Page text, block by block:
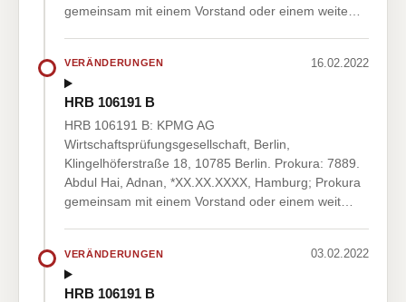
gemeinsam mit einem Vorstand oder einem weite…
VERÄNDERUNGEN 16.02.2022
HRB 106191 B
HRB 106191 B: KPMG AG
Wirtschaftsprüfungsgesellschaft, Berlin,
Klingelhöferstraße 18, 10785 Berlin. Prokura: 7889.
Abdul Hai, Adnan, *XX.XX.XXXX, Hamburg; Prokura
gemeinsam mit einem Vorstand oder einem weit…
VERÄNDERUNGEN 03.02.2022
HRB 106191 B